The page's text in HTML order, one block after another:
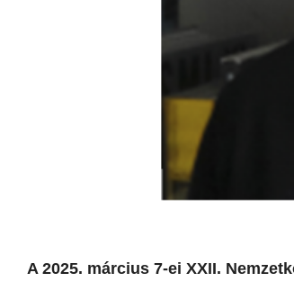
A 2025. március 7-ei XXII.